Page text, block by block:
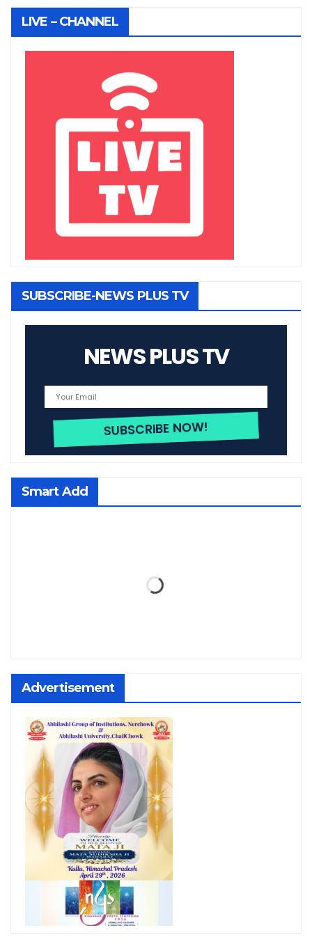
LIVE – CHANNEL
SUBSCRIBE-NEWS PLUS TV
NEWS PLUS TV
Smart Add
Advertisement